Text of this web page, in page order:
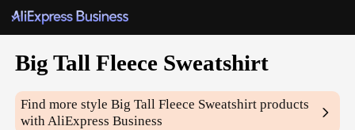
Big Tall Fleece Sweatshirt
Find more styleBig Tall Fleece Sweatshirt products
with AliExpress Business